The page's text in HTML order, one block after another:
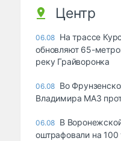
Центр
06.08 На трассе
обновляют 65-
реку Грайворонка
06.08 Во
Владимира МАЗ
06.08 В
оштрафовали на 100